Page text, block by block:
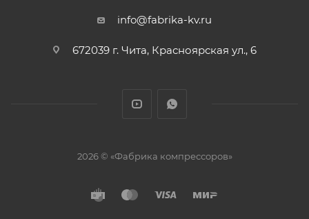
info@fabrika-kv.ru
672039 г. Чита, Красноярская ул., 6
2026 © «Фабрика компрессоров»